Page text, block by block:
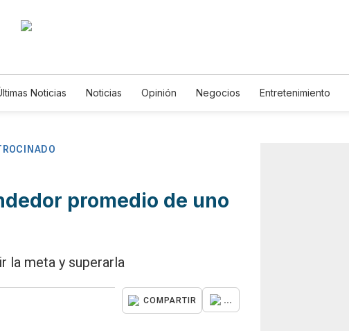
Noticias Noticias Opinión Negocios Entretenimiento
Edictos
promedio de uno
la meta y superarla
COMPARTIR ...